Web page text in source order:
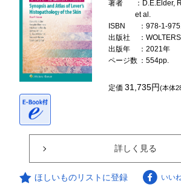
著者
：D.E.Elder,
et al.
ISBN
：978-1-
出版社
：
出版年
：2021年
ページ数 ：554pp.
定価31,735円(本体
詳しく見る
ほしいものリストに登録 いい